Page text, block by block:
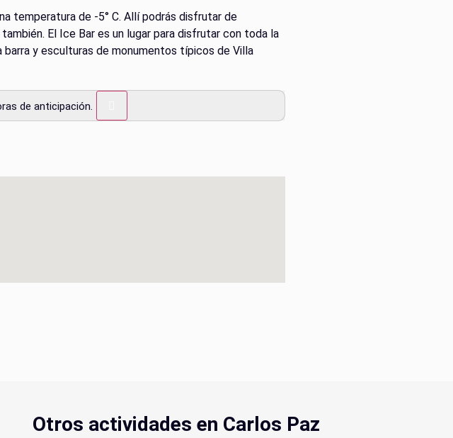
temperatura de -5° C. Allí podrás disfrutar de
El Ice Bar es un lugar para disfrutar con toda la
y esculturas de monumentos típicos de Villa
de anticipación.
Otros actividades en Carlos Paz